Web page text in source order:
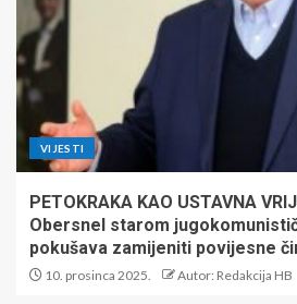
VIJESTI
PETOKRAKA KAO USTAVNA
Obersnel starom
pokušava zamijeniti povijesne
10. prosinca 2025. Autor: Redakcija HB